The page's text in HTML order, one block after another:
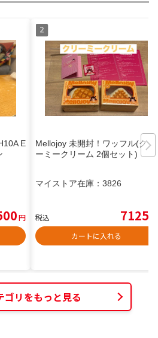
E
円
Mellojoy 未開封！ワッフル(クリ
ーミークリーム 2個セット)
マイストア在庫： 3826
税込 7125
カートに入れる
ゴリをもっと見る